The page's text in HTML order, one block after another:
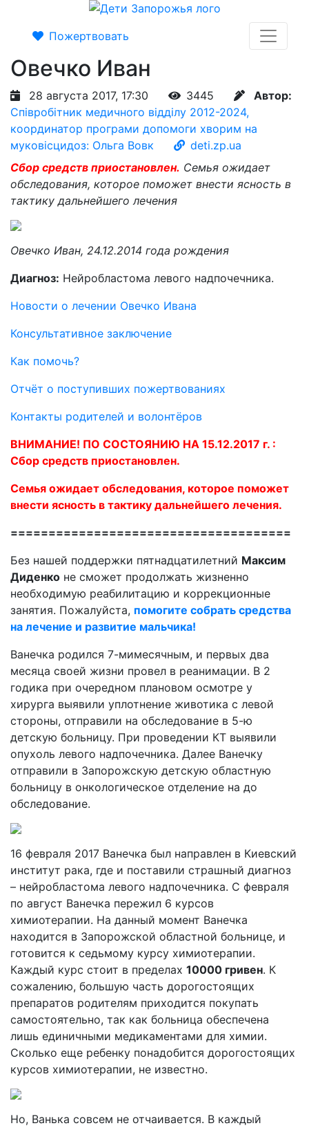
Пожертвовать
Овечко Иван
28 августа 2017, 17:30 3445
Автор:
Співробітник медичного відділу 2012-2024,
координатор програми допомоги хворим на
муковісцидоз: Ольга Вовк
deti.zp.ua
Сбор средств приостановлен. Семья ожидает
обследования, которое поможет внести ясность в
тактику дальнейшего лечения
Овечко Иван, 24.12.2014 года рождения
Диагноз: Нейробластома левого надпочечника.
Новости о лечении Овечко Ивана
Консультативное заключение
Как помочь?
Отчёт о поступивших пожертвованиях
Контакты родителей и волонтёров
ВНИМАНИЕ! ПО СОСТОЯНИЮ НА 15.12.2017 г. :
Сбор средств приостановлен.
Семья ожидает обследования, которое поможет
внести ясность в тактику дальнейшего лечения.
=====================================
Без нашей поддержки пятнадцатилетний Максим
Диденко не сможет продолжать жизненно
необходимую реабилитацию и коррекционные
занятия. Пожалуйста, помогите собрать средства
на лечение и развитие мальчика!
Ванечка родился 7-мимесячным, и первых два
месяца своей жизни провел в реанимации. В 2
годика при очередном плановом осмотре у
хирурга выявили уплотнение животика с левой
стороны, отправили на обследование в 5-ю
детскую больницу. При проведении КТ выявили
опухоль левого надпочечника. Далее Ванечку
отправили в Запорожскую детскую областную
больницу в онкологическое отделение на до
обследование.
16 февраля 2017 Ванечка был направлен в Киевский
институт рака, где и поставили страшный диагноз
– нейробластома левого надпочечника. С февраля
по август Ванечка пережил 6 курсов
химиотерапии. На данный момент Ванечка
находится в Запорожской областной больнице, и
готовится к седьмому курсу химиотерапии.
Каждый курс стоит в пределах 10000 гривен. К
сожалению, большую часть дорогостоящих
препаратов родителям приходится покупать
самостоятельно, так как больница обеспечена
лишь единичными медикаментами для химии.
Сколько еще ребенку понадобится дорогостоящих
курсов химиотерапии, не известно.
Но, Ванька совсем не отчаивается. В каждый